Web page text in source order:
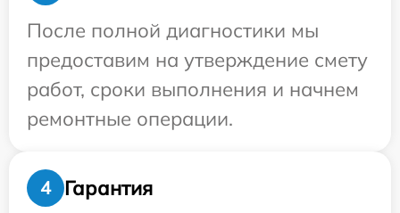
После полной диагностики мы
предоставим на утверждение смету
работ, сроки выполнения и начнем
ремонтные операции.
4 Гарантия